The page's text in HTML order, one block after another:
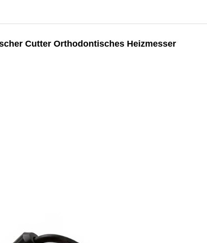
Cutter Orthodontisches Heizmesser